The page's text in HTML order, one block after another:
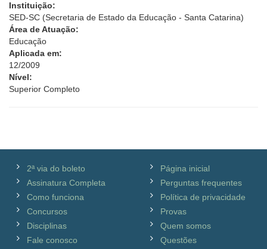
Instituição:
SED-SC (Secretaria de Estado da Educação - Santa Catarina)
Área de Atuação:
Educação
Aplicada em:
12/2009
Nível:
Superior Completo
2ª via do boleto
Assinatura Completa
Como funciona
Concursos
Disciplinas
Fale conosco
Página inicial
Perguntas frequentes
Política de privacidade
Provas
Quem somos
Questões